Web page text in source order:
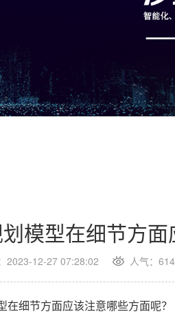
模型在细节方面
2023-12-27 07:28:02 人气： 614
在细节方面应该注意哪些方面呢？